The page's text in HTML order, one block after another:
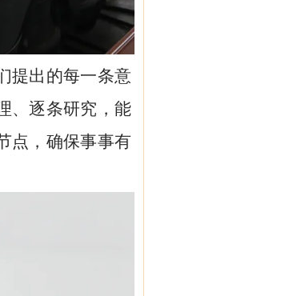
提出的每一条意
、逐条研究，能
点，确保事事有